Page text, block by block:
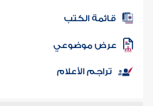
المكتبة
الكتب
موضوعي